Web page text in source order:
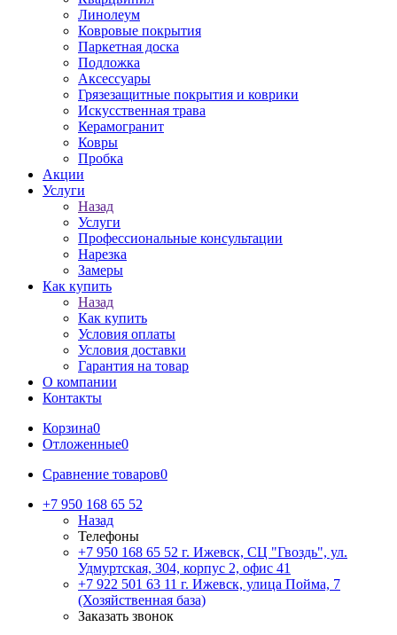
Линолеум
Ковровые покрытия
Паркетная доска
Подложка
Аксессуары
Грязезащитные покрытия и коврики
Искусственная трава
Керамогранит
Ковры
Пробка
Акции
Услуги
Назад
Услуги
Профессиональные консультации
Нарезка
Замеры
Как купить
Назад
Как купить
Условия оплаты
Условия доставки
Гарантия на товар
О компании
Контакты
Корзина0
Отложенные0
Сравнение товаров0
+7 950 168 65 52
Назад
Телефоны
+7 950 168 65 52 г. Ижевск, СЦ "Гвоздь", ул.
Удмуртская, 304, корпус 2, офис 41
+7 922 501 63 11 г. Ижевск, улица Пойма, 7
(Хозяйственная база)
Заказать звонок